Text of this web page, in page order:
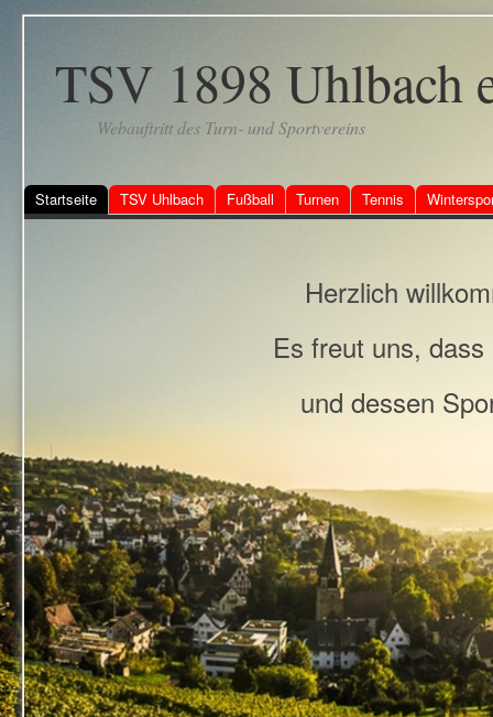
TSV 1898 Uhlbach
Webauftritt des Turn- und Sportvereins
Startseite TSV Uhlbach Fußball Turnen Tennis
Herzlich
Es freut uns,
und dessen